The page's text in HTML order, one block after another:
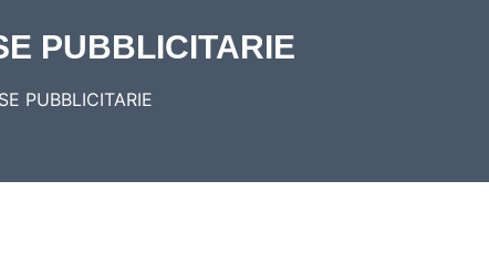
PUBBLICITARIE
PUBBLICITARIE